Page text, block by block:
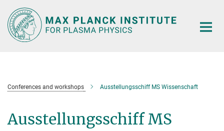
Main-
Content
Conferences and workshops Ausstellungsschiff MS Wissenschaft
Ausstellungsschiff MS